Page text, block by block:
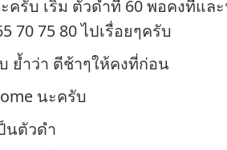
รับ เริ่ม ตัวดำที่ 60 พอคงที่แล
70 75 80 ไปเรื่อยๆครับ
ย้ำว่า ตีช้าๆให้คงที่ก่อน
นะครับ
นตัวดำ